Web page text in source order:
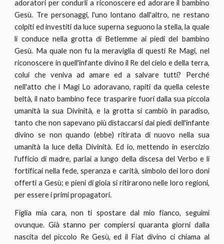
adoratori per condurli a riconoscere ed adorare il bambino
Gesù. Tre personaggi, l'uno lontano dall'altro, ne restano
colpiti ed investiti da luce superna seguono la stella, la quale
li conduce nella grotta di Betlemme ai piedi del bambino
Gesù. Ma quale non fu la meraviglia di questi Re Magi, nel
riconoscere in quell'infante divino il Re del cielo e della terra,
colui che veniva ad amare ed a salvare tutti? Perché
nell'atto che i Magi Lo adoravano, rapiti da quella celeste
beltà, il nato bambino fece trasparire fuori dalla sua piccola
umanità la sua Divinità, e la grotta si cambiò in paradiso,
tanto che non sapevano più distaccarsi dai piedi dell'infante
divino se non quando (ebbe) ritirata di nuovo nella sua
umanità la luce della Divinità. Ed io, mettendo in esercizio
l'ufficio di madre, parlai a lungo della discesa del Verbo e li
fortificai nella fede, speranza e carità, simbolo dei loro doni
offerti a Gesù; e pieni di gioia si ritirarono nelle loro regioni,
per essere i primi propagatori.
Figlia mia cara, non ti spostare dal mio fianco, seguimi
ovunque. Già stanno per compiersi quaranta giorni dalla
nascita del piccolo Re Gesù, ed il Fiat divino ci chiama al